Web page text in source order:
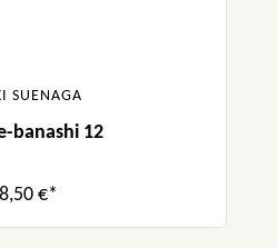
SUENAGA
banashi 12
8,50 €*